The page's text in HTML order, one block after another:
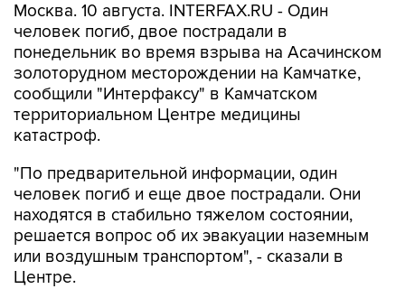
Москва. 10 августа. INTERFAX.RU - Один
человек погиб, двое пострадали в
понедельник во время взрыва на Асачинском
золоторудном месторождении на Камчатке,
сообщили "Интерфаксу" в Камчатском
территориальном Центре медицины
катастроф.
"По предварительной информации, один
человек погиб и еще двое пострадали. Они
находятся в стабильно тяжелом состоянии,
решается вопрос об их эвакуации наземным
или воздушным транспортом", - сказали в
Центре.